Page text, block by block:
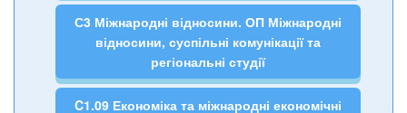
С3 Міжнародні відносини. ОП Міжнародні
відносини, суспільні комунікації та
регіональні студії
C1.09 Економіка та міжнародні економічні